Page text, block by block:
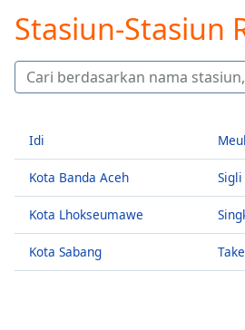
Skip
Forward
Mute
Current
Duration
Loaded:
0.00%
Stream
TypeLIVE
live,
currently
Stasiun-Stasiun
Idi
Kota Banda Aceh
Kota Lhokseumawe
Kota Sabang
Sigli